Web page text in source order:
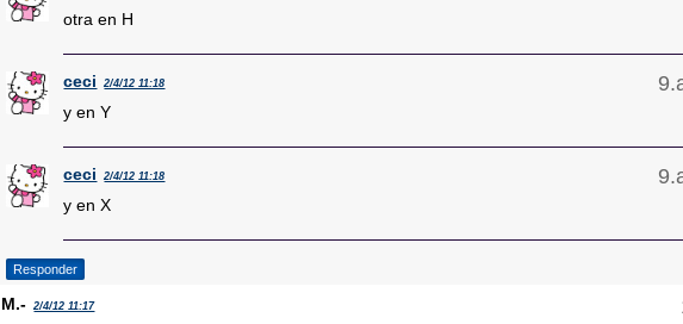
otra en H
ceci 2/4/12 11:18
y en Y
ceci 2/4/12 11:18
y en X
Responder
M.- 2/4/12 11:17